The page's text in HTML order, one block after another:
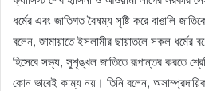
ধর্মের এবং জাতিগত বৈষম্য সৃষ্টি করে বাঙালি
বলেন, জামায়াতে ইসলামীর ছায়াতলে সকল ধর্মের
হিসেবে সভ্য, সুশৃঙ্খল জাতিতে রূপান্তর করতে
কোন ভাবেই কাম্য নয়। তিনি বলেন,